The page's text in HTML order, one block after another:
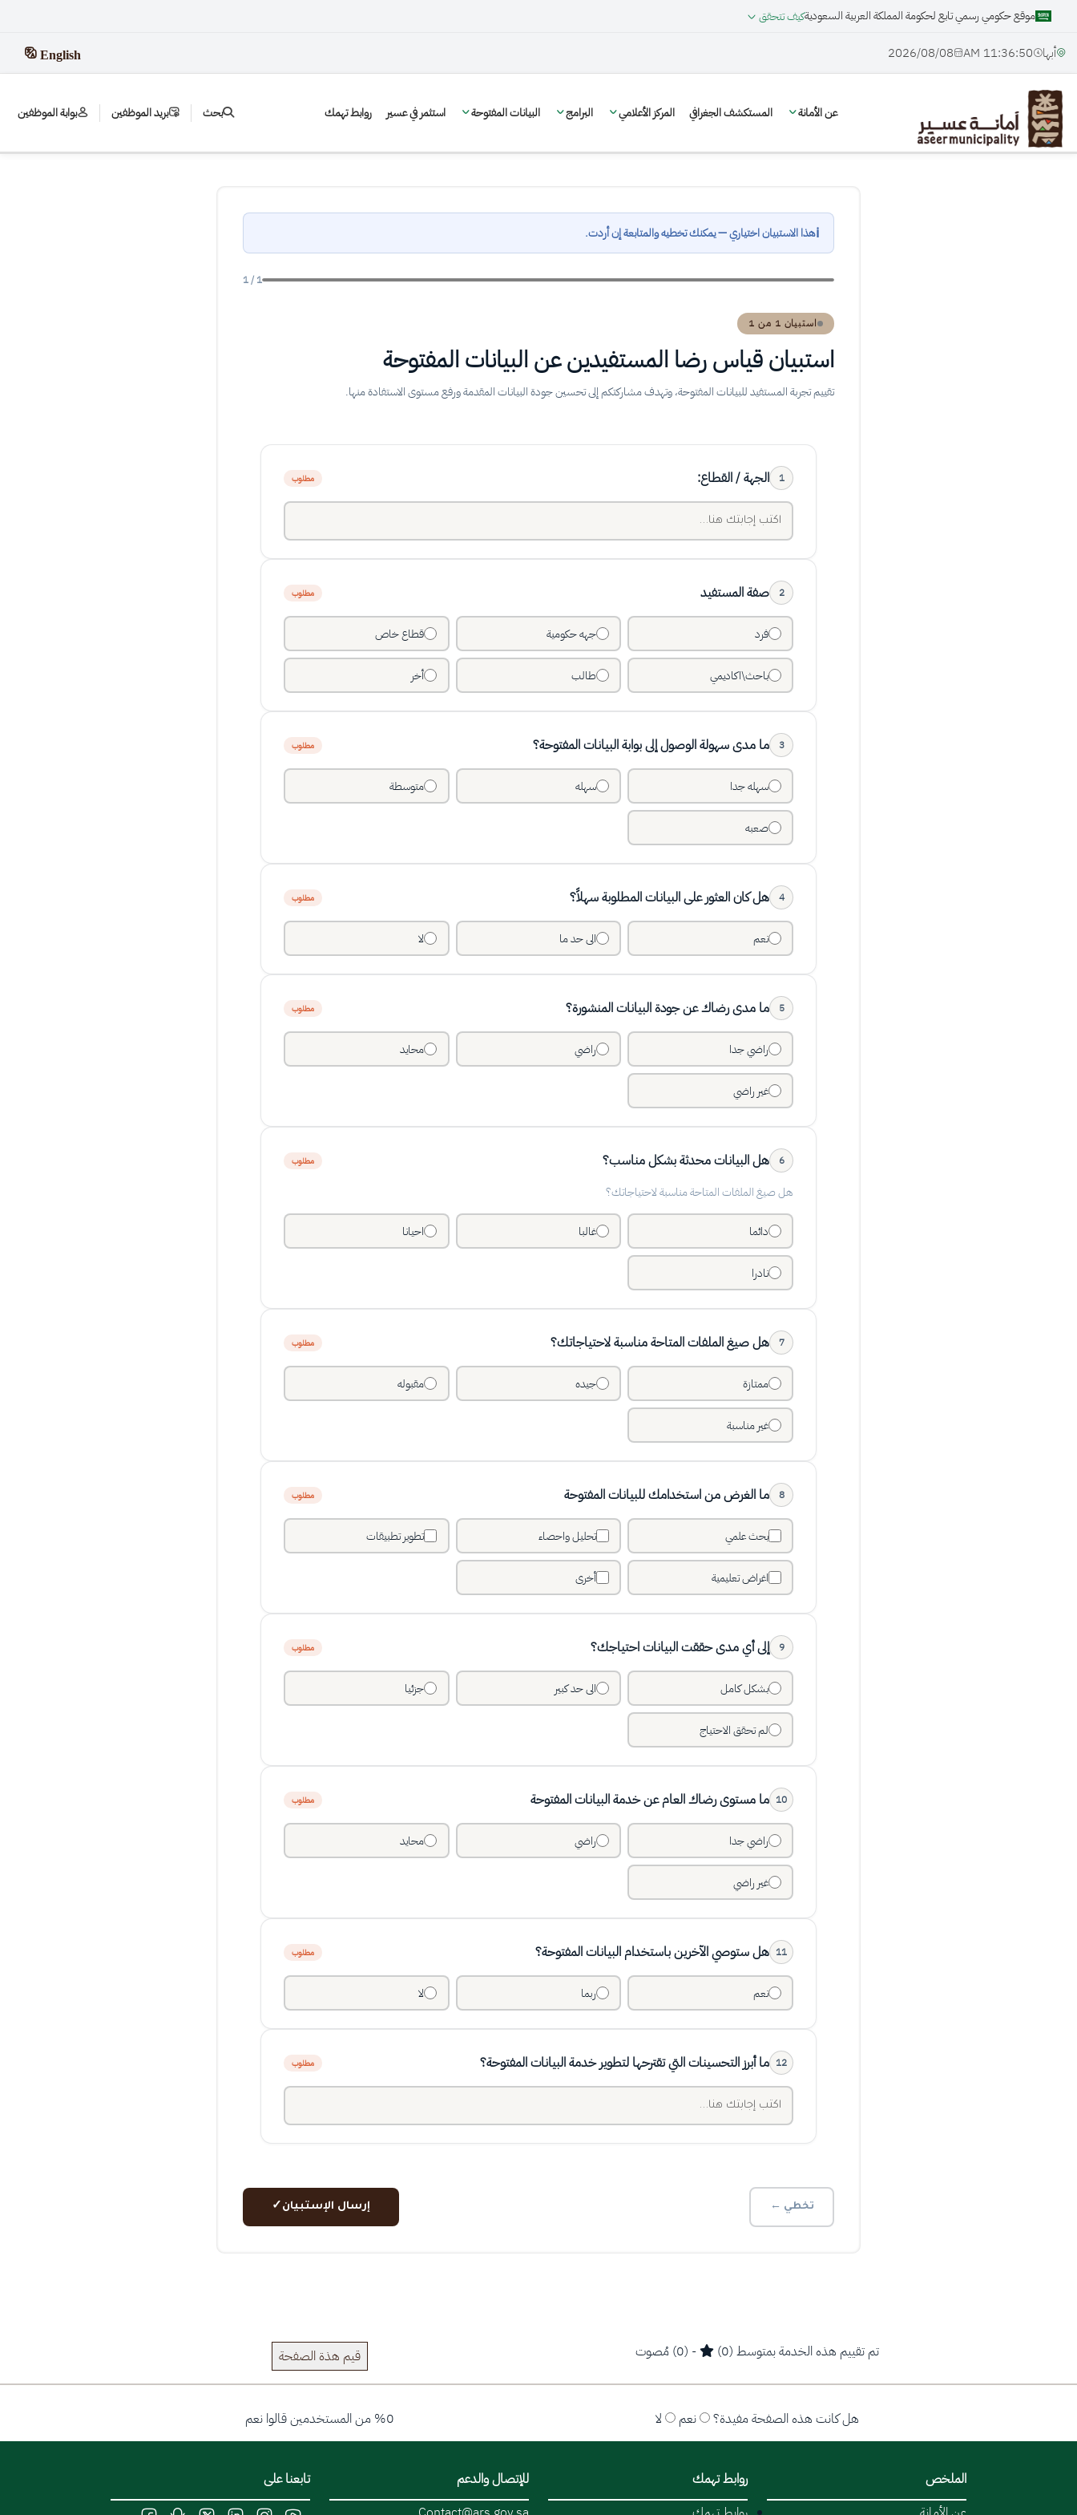
موقع حكومي رسمي تابع لحكومة المملكة العربية السعوديةكيف تتحقق
أبها 11:36:50 AM
08‏/08‏/2026
English
عن الأمانة المستكشف الجغرافي المركز الأعلامي البرامج البيانات المفتوحة استثمر في عسير روابط تهمك بحث بريد الموظفين بوابة الموظفين
ℹهذا الاستبياناختياري— يمكنك تخطيه والمتابعة إن أردت.
1 / 1
استبيان 1 من 1
استبيان قياس رضا المستفيدين عن البيانات المفتوحة
تقييم تجربة المستفيد للبيانات المفتوحة، وتهدف مشاركتكم إلى تحسين جودة البيانات المقدمة ورفع مستوى الاستفادة منها.
1 الجهة / القطاع: مطلوب
2 صفة المستفيد مطلوب
فرد جهه حكومية قطاع خاص
باحث\اكاديمي طالب أخر
3 ما مدى سهولة الوصول إلى بوابة البيانات المفتوحة؟ مطلوب
سهله جدا سهله متوسطة
صعبه
4 هل كان العثور على البيانات المطلوبة سهلاً؟ مطلوب
نعم الى حد ما لا
5 ما مدى رضاك عن جودة البيانات المنشورة؟ مطلوب
راضي جدا راضي محايد
غير راضي
6 هل البيانات محدثة بشكل مناسب؟ مطلوب
هل صيغ الملفات المتاحة مناسبة لاحتياجاتك؟
دائما غالبا احيانا
نادرا
7 هل صيغ الملفات المتاحة مناسبة لاحتياجاتك؟ مطلوب
ممتازة جيده مقبوله
غير مناسبة
8 ما الغرض من استخدامك للبيانات المفتوحة مطلوب
بحث علمي تحليل واحصاء تطوير تطبيقات
اغراض تعليمية أخرى
9 إلى أي مدى حققت البيانات احتياجك؟ مطلوب
بشكل كامل الى حد كبير جزئيا
لم تحقق الاحتياج
10 ما مستوى رضاك العام عن خدمة البيانات المفتوحة مطلوب
راضي جدا راضي محايد
غير راضي
11 هل ستوصي الآخرين باستخدام البيانات المفتوحة؟ مطلوب
نعم ربما لا
12 ما أبرز التحسينات التي تقترحها لتطوير خدمة البيانات المفتوحة؟ مطلوب
تخطي ← إرسال الإستبيان ✓
تم تقييم هذه الخدمة بمتوسط (0) - (0) مُصوت قيم هذة الصفحة
هل كانت هذه الصفحة مفيدة؟ نعم لا %0 من المستخدمين قالوا نعم
الملخص
روابط تهمك
للإتصال والدعم
تابعنا على